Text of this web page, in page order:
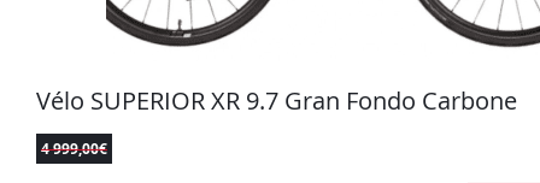
Vélo SUPERIOR XR 9.7 Gran Fondo Carbone
4 999,00€